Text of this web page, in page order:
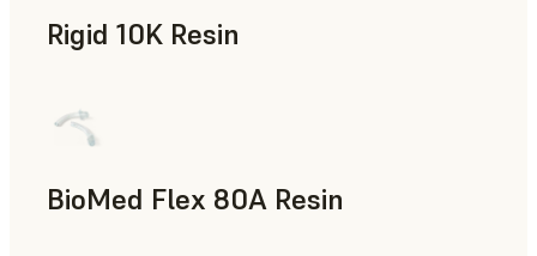
Rigid 10K Resin
BioMed Flex 80A Resin